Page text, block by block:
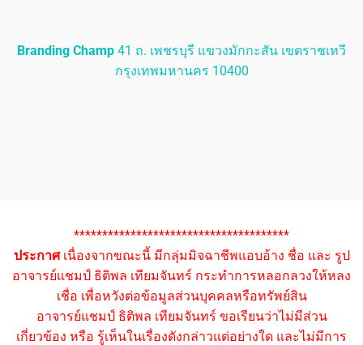
Branding Champ 41 ถ. เพชรบุรี แขวงมักกะสัน เขตราชเทวี
กรุงเทพมหานคร 10400
**************************************
ประกาศเนื่องจากขณะนี้ มีกลุ่มมิจฉาชีพแอบอ้าง ชื่อ และ รูป
อาจารย์แชมป์ ธิติพล เทียมจันทร์ กระทำการหลอกลวงให้หลง
เชื่อ เพื่อหวังต่อข้อมูลส่วนบุคคลหรือทรัพย์สิน
อาจารย์แชมป์ ธิติพล เทียมจันทร์ ขอเรียนว่าไม่มีส่วน
เกี่ยวข้อง หรือ รู้เห็นในเรื่องดังกล่าวแต่อย่างใด และไม่มีการ